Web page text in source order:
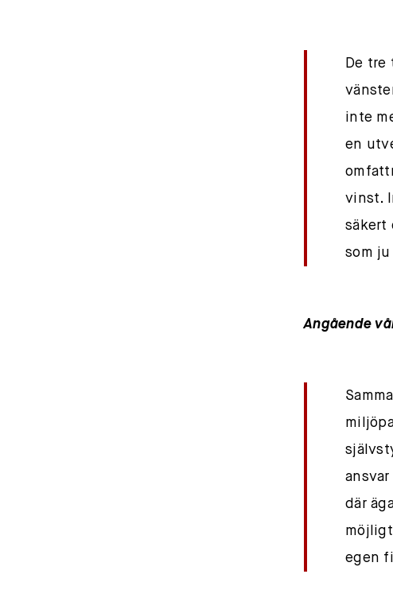
De
inte
en
vinst.
säkert
som
Angående
där
egen